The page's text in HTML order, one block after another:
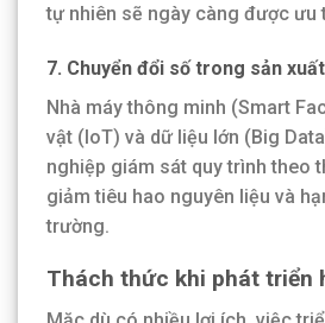
tự nhiên sẽ ngày càng được ưu
7. Chuyển đổi số trong sản
Nhà máy thông minh (Smart
vật (IoT) và dữ liệu lớn (Big
nghiệp giám sát quy trình theo
giảm tiêu hao nguyên liệu và
trường.
Thách thức khi phát triển